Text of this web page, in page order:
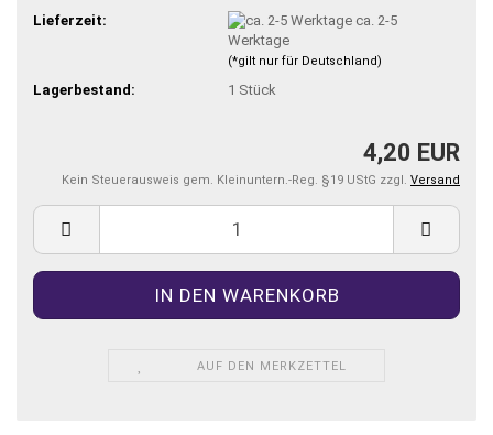
Lieferzeit:
ca. 2-5
Werktage
(*gilt nur für Deutschland)
Lagerbestand: 1 Stück
4,20 EUR
Kein Steuerausweis gem. Kleinuntern.-Reg. §19 UStG zzgl. Versand
AUF DEN MERKZETTEL